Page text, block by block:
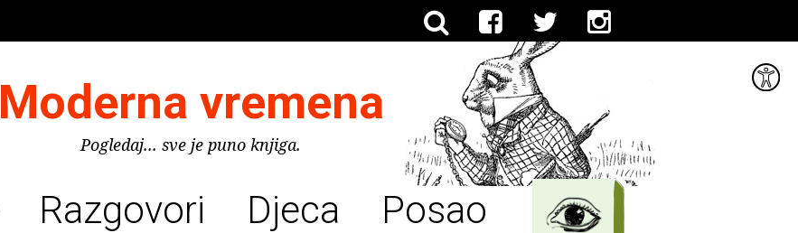
Moderna vremena
Pogledaj... sve je puno knjiga.
Razgovori Djeca Posao